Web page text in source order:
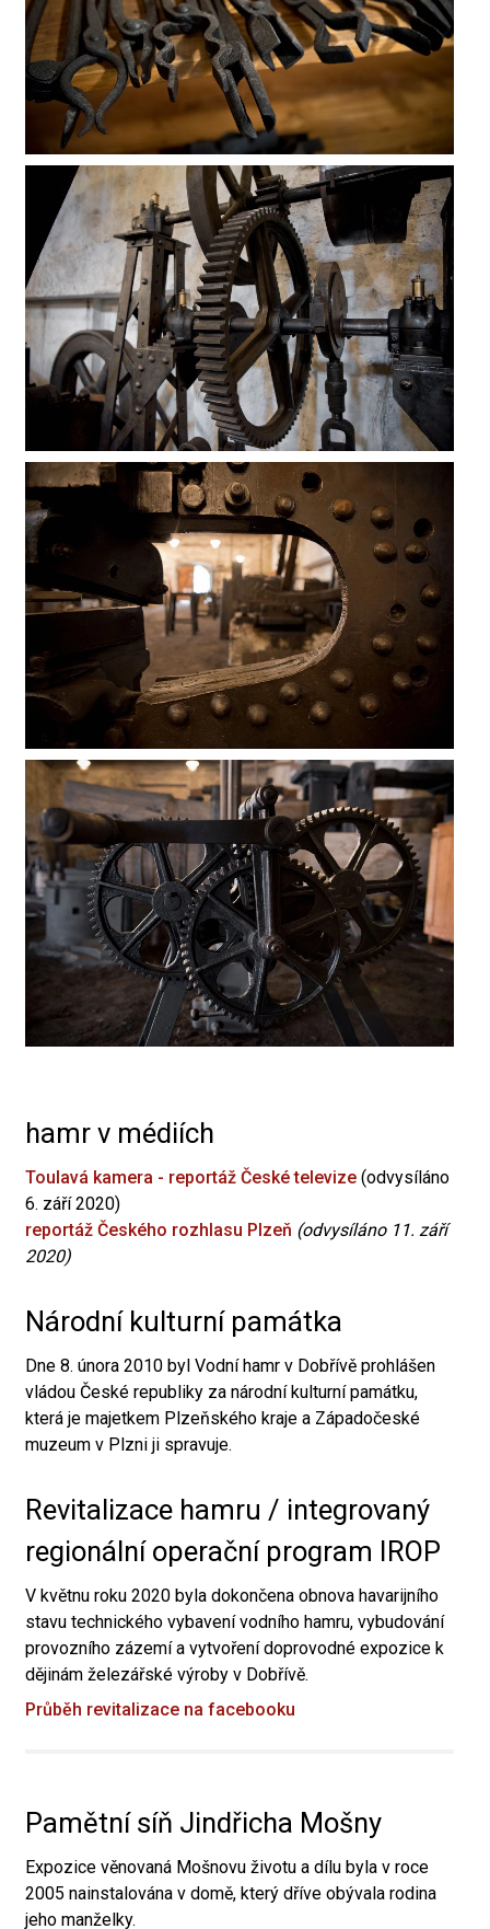
hamr v médiích
Toulavá kamera - reportáž České televize (odvysíláno
6. září 2020)
reportáž Českého rozhlasu Plzeň (odvysíláno 11. září
2020)
Národní kulturní památka
Dne 8. února 2010 byl Vodní hamr v Dobřívě prohlášen
vládou České republiky za národní kulturní památku,
která je majetkem Plzeňského kraje a Západočeské
muzeum v Plzni ji spravuje.
Revitalizace hamru / integrovaný
regionální operační program IROP
V květnu roku 2020 byla dokončena obnova havarijního
stavu technického vybavení vodního hamru, vybudování
provozního zázemí a vytvoření doprovodné expozice k
dějinám železářské výroby v Dobřívě.
Průběh revitalizace na facebooku
Pamětní síň Jindřicha Mošny
Expozice věnovaná Mošnovu životu a dílu byla v roce
2005 nainstalována v domě, který dříve obývala rodina
jeho manželky.